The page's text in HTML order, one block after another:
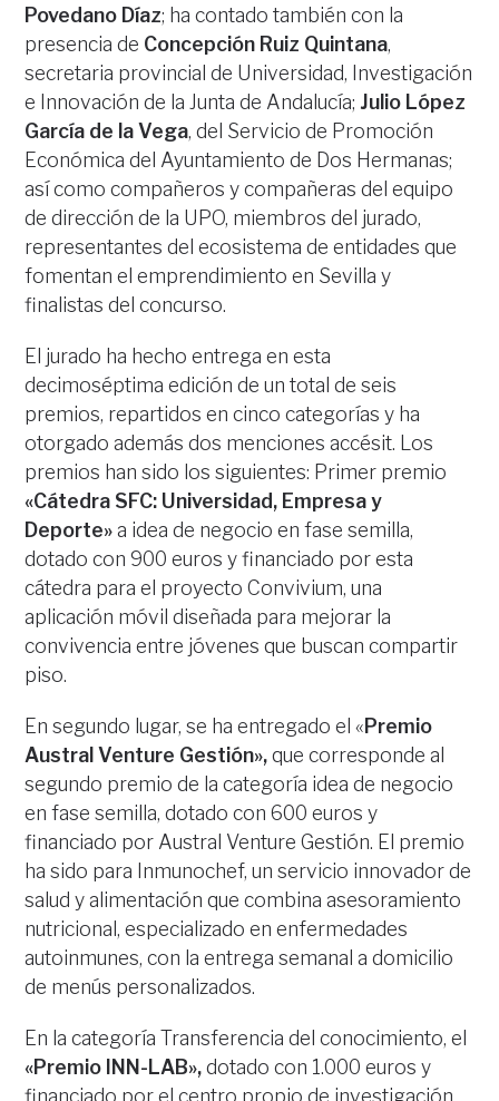
Povedano Díaz; ha contado también con la
presencia de Concepción Ruiz Quintana,
secretaria provincial de Universidad, Investigación
e Innovación de la Junta de Andalucía; Julio López
García de la Vega, del Servicio de Promoción
Económica del Ayuntamiento de Dos Hermanas;
así como compañeros y compañeras del equipo
de dirección de la UPO, miembros del jurado,
representantes del ecosistema de entidades que
fomentan el emprendimiento en Sevilla y
finalistas del concurso.
El jurado ha hecho entrega en esta
decimoséptima edición de un total de seis
premios, repartidos en cinco categorías y ha
otorgado además dos menciones accésit. Los
premios han sido los siguientes: Primer premio
«Cátedra SFC: Universidad, Empresa y
Deporte»a idea de negocio en fase semilla,
dotado con 900 euros y financiado por esta
cátedra para el proyecto Convivium, una
aplicación móvil diseñada para mejorar la
convivencia entre jóvenes que buscan compartir
piso.
En segundo lugar, se ha entregado el «Premio
Austral Venture Gestión»,que corresponde al
segundo premio de la categoría idea de negocio
en fase semilla, dotado con 600 euros y
financiado por Austral Venture Gestión. El premio
ha sido para Inmunochef, un servicio innovador de
salud y alimentación que combina asesoramiento
nutricional, especializado en enfermedades
autoinmunes, con la entrega semanal a domicilio
de menús personalizados.
En la categoría Transferencia del conocimiento, el
«Premio INN-LAB»,dotado con 1.000 euros y
financiado por el centro propio de investigación